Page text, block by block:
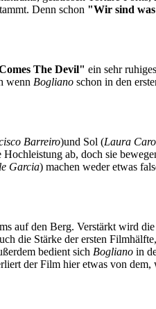
Denn schon "Wir sind
The Devil" ein sehr
wenn Bogliano schon in den
Barreiro)und Sol (Laura Caro
ab, doch sie
Garcia) machen weder etwas
auf den Berg. Verstärkt wird
die Stärke der ersten
bedient sich Bogliano in
der Film hier etwas von